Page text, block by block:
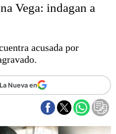
mundo
Olímpico
del Sur
Vega: indagan a
acusada por
Nueva en